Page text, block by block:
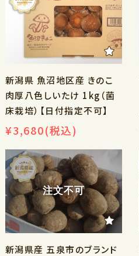
新潟県 魚沼地区産 きのこ
肉厚八色しいたけ 1kg（菌
床栽培）【日付指定不可】
¥3,680(税込)
注文不可
新潟県産 五泉市のブランド